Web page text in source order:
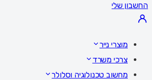
החשבון שלי
מוצרי נייר
צרכי משרד
מחשוב טכנולוגיה וסלולר